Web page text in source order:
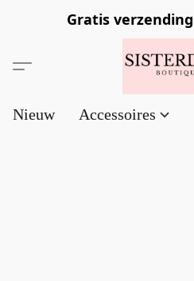
Gratis verzending
Nieuw Accessoires